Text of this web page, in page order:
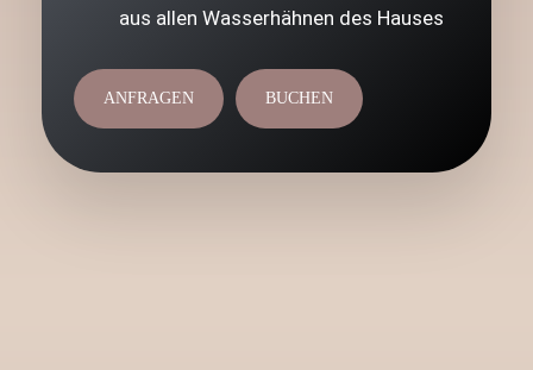
aus allen Wasserhähnen des Hauses
ANFRAGEN BUCHEN